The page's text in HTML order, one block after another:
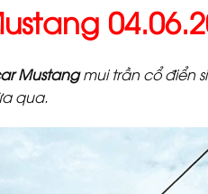
Mustangmui trần cổ điển
qua.